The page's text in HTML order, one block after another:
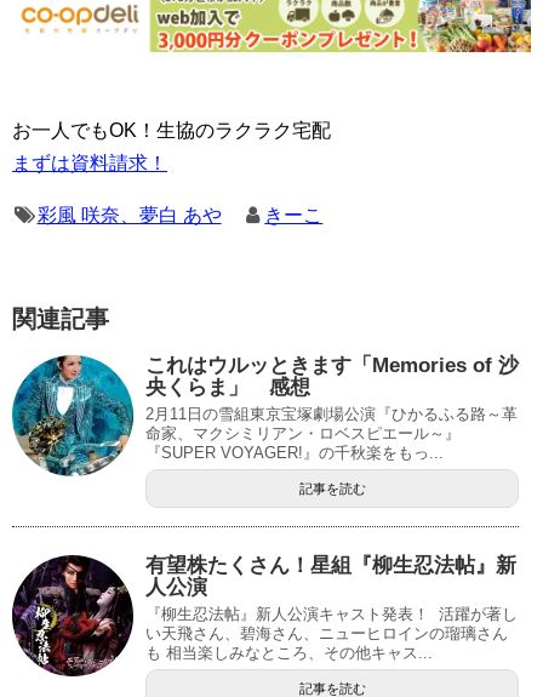
お一人でもOK！生協のラクラク宅配
まずは資料請求！
彩風 咲奈、夢白 あや きーこ
関連記事
これはウルッときます「Memories of 沙
央くらま」 感想
2月11日の雪組東京宝塚劇場公演『ひかるふる路～革
命家、マクシミリアン・ロベスピエール～』
『SUPER VOYAGER!』の千秋楽をもっ...
記事を読む
有望株たくさん！星組『柳生忍法帖』新
人公演
『柳生忍法帖』新人公演キャスト発表！ 活躍が著し
い天飛さん、碧海さん、ニューヒロインの瑠璃さん
も 相当楽しみなところ、その他キャス...
記事を読む